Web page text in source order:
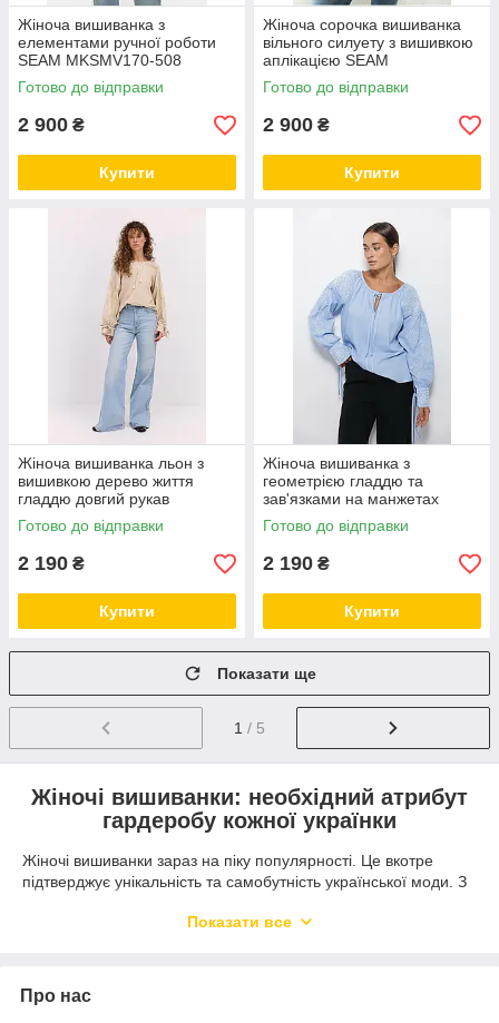
Жіноча вишиванка з
елементами ручної роботи
SEAM MKSMV170-508
Готово до відправки
2 900 ₴
Купити
Жіноча сорочка вишиванка
вільного силуету з вишивкою
аплікацією SEAM
MKSMV316-502
Готово до відправки
2 900 ₴
Купити
Жіноча вишиванка льон з
вишивкою дерево життя
гладдю довгий рукав
MKAR35177
Готово до відправки
2 190 ₴
Купити
Жіноча вишиванка з
геометрією гладдю та
зав'язками на манжетах
MKAR35212
Готово до відправки
2 190 ₴
Купити
Показати ще
1 / 5
Жіночі вишиванки: необхідний атрибут
гардеробу кожної українки
Жіночі вишиванки зараз на піку популярності. Це вкотре
підтверджує унікальність та самобутність української моди. З
колекції вишиті вироби. Зустріти одяг із ноткою української
глибоке значення. У кожній деталі візерунка – свої емоції та
Показати все
Про нас